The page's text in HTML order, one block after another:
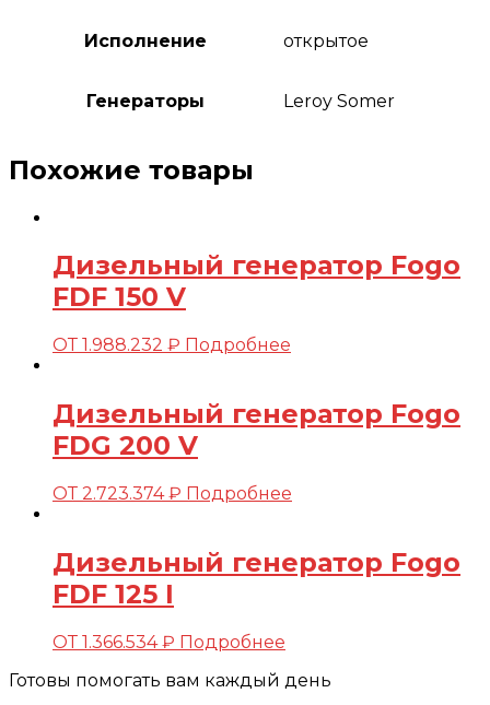
Исполнение открытое
Генераторы Leroy Somer
Похожие товары
Дизельный генератор Fogo
FDF 150 V
ОТ 1.988.232 ₽ Подробнее
Дизельный генератор Fogo
FDG 200 V
ОТ 2.723.374₽ Подробнее
Дизельный генератор Fogo
FDF 125 I
ОТ 1.366.534₽ Подробнее
Готовы помогать вам каждый день